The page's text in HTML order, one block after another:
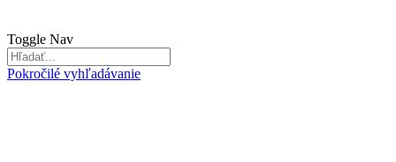
Toggle Nav
Pokročilé vyhľadávanie